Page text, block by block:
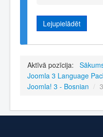
Lejupielādēt
Aktīvā pozīcija:
Joomla 3 Language
Joomla! 3 - Bosnian /